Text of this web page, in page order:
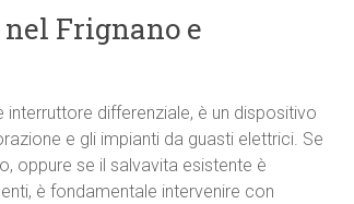
Frignano e
differenziale, è un dispositivo
e gli impianti da guasti elettrici. Se
oppure se il salvavita esistente è
è fondamentale intervenire con